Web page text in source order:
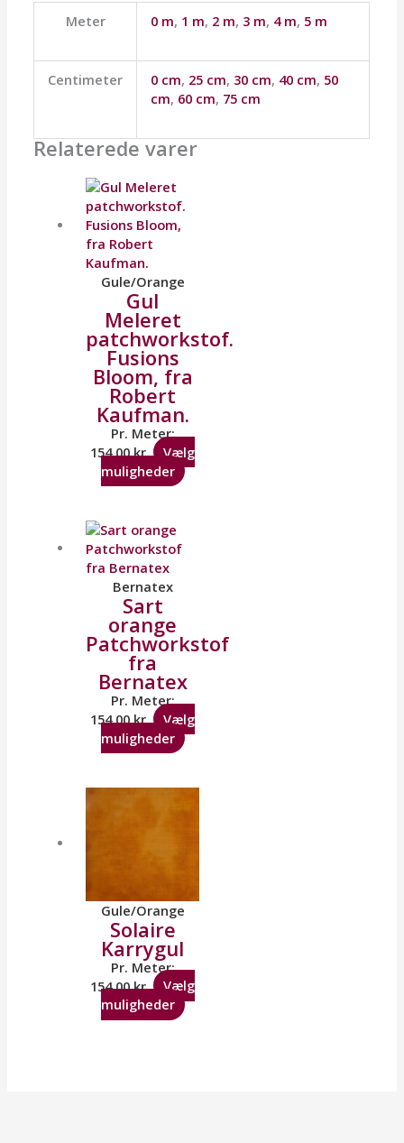
Meter
0 m, 1 m, 2 m, 3 m, 4 m, 5 m
Centimeter 0 cm, 25 cm, 30 cm, 40 cm, 50
cm, 60 cm, 75 cm
Relaterede varer
Gule/Orange
Gul
Meleret
patchworkstof.
Fusions
Bloom, fra
Robert
Kaufman.
Pr. Meter:
154,00kr.
Vælg
muligheder
Bernatex
Sart
orange
Patchworkstof
fra
Bernatex
Pr. Meter:
154,00kr.
Vælg
muligheder
Gule/Orange
Solaire
Karrygul
Pr. Meter:
154,00kr.
Vælg
muligheder